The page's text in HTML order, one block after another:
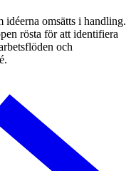
omsätts i handling.
rösta för att identifiera
och